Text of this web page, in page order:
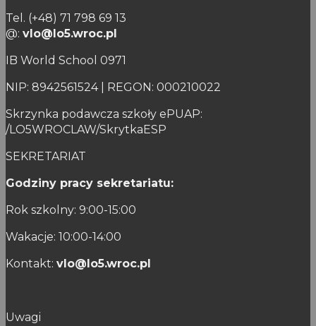
Tel. (+48) 71 798 69 13
@: vlo@lo5.wroc.pl
IB World School 0971
NIP: 8942561524 | REGON: 000210022
Skrzynka podawcza szkoły ePUAP:
/LO5WROCLAW/SkrytkaESP
SEKRETARIAT
Godziny pracy sekretariatu:
Rok szkolny: 9:00-15:00
Wakacje: 10:00-14:00
Kontakt: vlo@lo5.wroc.pl
Uwagi